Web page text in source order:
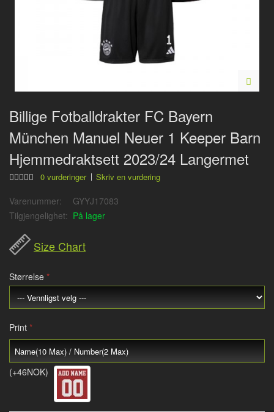
Billige Fotballdrakter FC Bayern
München Manuel Neuer 1 Keeper Barn
Hjemmedraktsett 2023/24 Langermet
0 vurderinger Skriv en vurdering
Varenummer:
GYYJ17083
Tilgjengelighet: På lager
Size Chart
Størrelse
Print
(+46NOK)